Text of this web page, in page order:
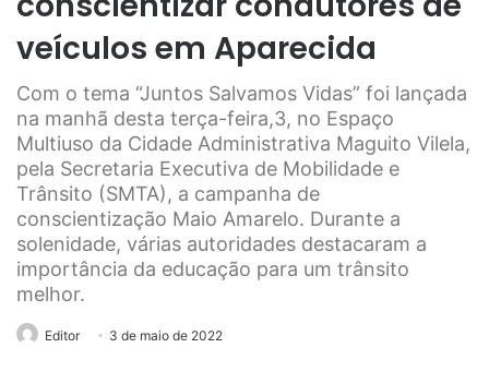
veículos em Aparecida
Com o tema “Juntos Salvamos Vidas” foi lançada
na manhã desta terça-feira,3, no Espaço
Multiuso da Cidade Administrativa Maguito Vilela,
pela Secretaria Executiva de Mobilidade e
Trânsito (SMTA), a campanha de
conscientização Maio Amarelo. Durante a
solenidade, várias autoridades destacaram a
importância da educação para um trânsito
melhor.
Editor 3 de maio de 2022